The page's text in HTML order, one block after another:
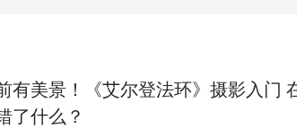
卢恩足以让他 8 等的角色一口气升到 167
慢射。
有美景！《艾尔登法环》摄影入门
了什么？